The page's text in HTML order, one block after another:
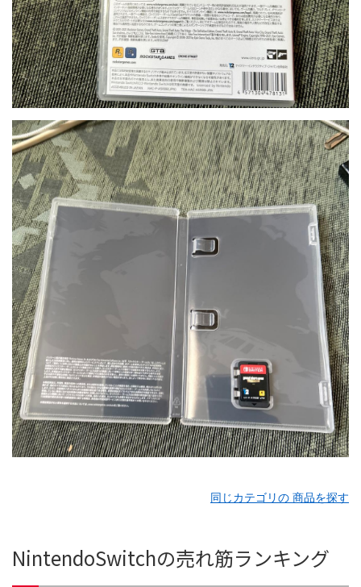
同じカテゴリの 商品を探す
NintendoSwitchの売れ筋ランキング